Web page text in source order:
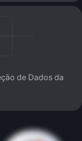
de Dados da